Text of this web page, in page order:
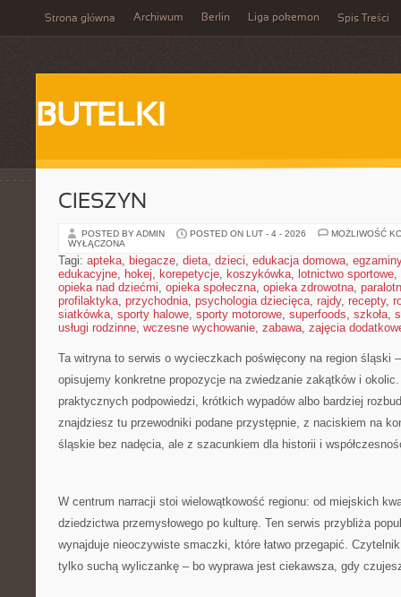
Strona główna Archiwum Berlin Liga pokemon Spis Treści
BUTELKI
CIESZYN
POSTED BY ADMIN POSTED ON LUT - 4 - 2026
MOŻLIWOŚĆ
WYŁĄCZONA
Tagi: apteka, biegacze, dieta, dzieci, edukacja domowa, egzaminy
edukacyjne, hokej, korepetycje, koszykówka, lotnictwo sportowe,
opieka nad dziećmi, opieka społeczna, opieka zdrowotna,
profilaktyka, przychodnia, psychologia dziecięca, rajdy, recepty,
siatkówka, sporty halowe, sporty motorowe, superfoods, szkoła,
usługi rodzinne, wczesne wychowanie, zabawa, zajęcia
Ta witryna to serwis o wycieczkach poświęcony na region śląski
opisujemy konkretne propozycje na zwiedzanie zakątków i
praktycznych podpowiedzi, krótkich wypadów albo bardziej
znajdziesz tu przewodniki podane przystępnie, z naciskiem na
śląskie bez nadęcia, ale z szacunkiem dla historii i
W centrum narracji stoi wielowątkowość regionu: od miejskich
dziedzictwa przemysłowego po kulturę. Ten serwis przybliża
wynajduje nieoczywiste smaczki, które łatwo przegapić.
tylko suchą wyliczankę – bo wyprawa jest ciekawsza, gdy